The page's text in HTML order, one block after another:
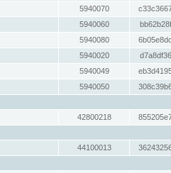
5940070
5940060
5940080
5940020
5940049
5940050
42800218
44100013